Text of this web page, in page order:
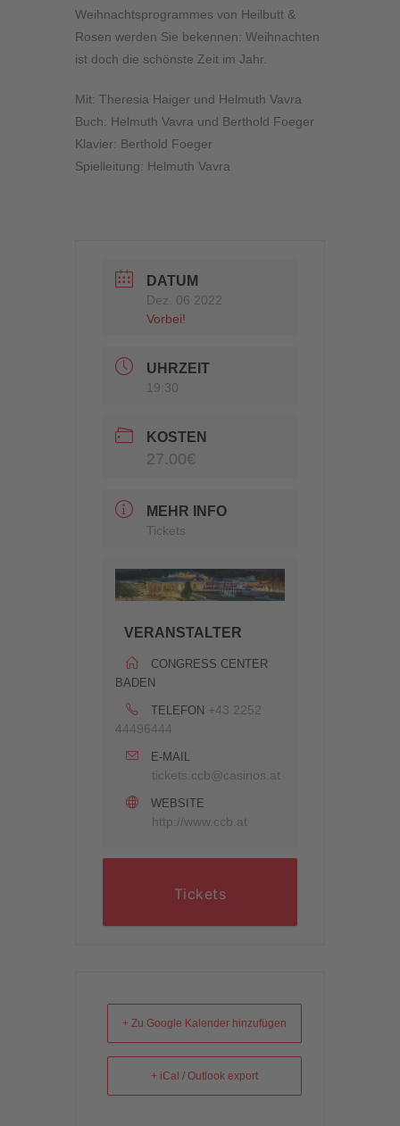
Weihnachtsprogrammes von Heilbutt &
Rosen werden Sie bekennen: Weihnachten
ist doch die schönste Zeit im Jahr.
Mit: Theresia Haiger und Helmuth Vavra
Buch: Helmuth Vavra und Berthold Foeger
Klavier: Berthold Foeger
Spielleitung: Helmuth Vavra
DATUM
Dez. 06 2022
Vorbei!
UHRZEIT
19:30
KOSTEN
27.00€
MEHR INFO
Tickets
VERANSTALTER
CONGRESS CENTER
BADEN
TELEFON +43 2252
44496444
E-MAIL
tickets.ccb@casinos.at
WEBSITE
http://www.ccb.at
Tickets
+ Zu Google Kalender hinzufügen
+ iCal / Outlook export